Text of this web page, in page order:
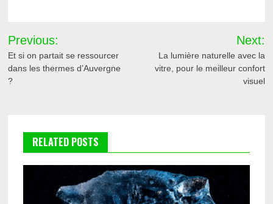
Navigation
de
l’article
Previous:
Et si on partait se ressourcer
dans les thermes d’Auvergne
?
Next:
La lumière naturelle avec la
vitre, pour le meilleur confort
visuel
RELATED POSTS